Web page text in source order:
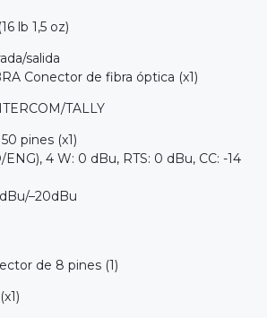
lb 1,5 oz)
salida
Conector de fibra óptica (x1)
TALLY
pines (x1)
4 W: 0 dBu, RTS: 0 dBu, CC: -14
–20dBu
de 8 pines (1)